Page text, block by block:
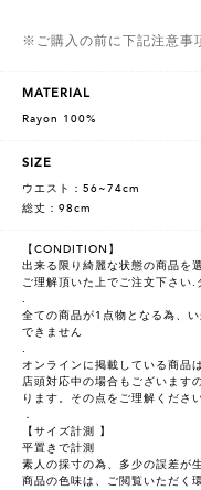
※ご購入の前に下記注意事
MATERIAL
Rayon 100%
SIZE
ウエスト：56~74cm
総丈：98cm
【CONDITION】
出来る限り綺麗な状態の商品
ご理解頂いた上でご注文下さい
.
全ての商品が1点物となる為、
できません
.
オンラインに掲載している商品
店頭対応中の場合もございます
ります。その点をご理解ください
．
【サイズ計測 】
平置きで計測
素人の採寸の為、多少の誤差が
商品の色味は、ご閲覧いただく